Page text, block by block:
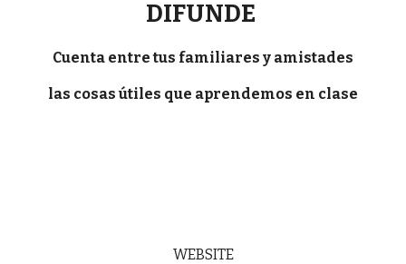
DIFUNDE
Cuenta entre tus familiares y amistades
las cosas útiles que aprendemos en clase
WEBSITE